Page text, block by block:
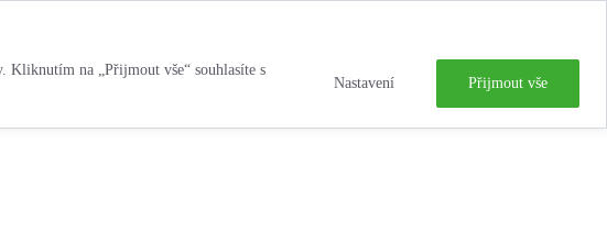
Kliknutím na „Přijmout vše“ souhlasíte s
Nastavení Přijmout vše